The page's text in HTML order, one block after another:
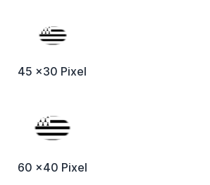
45 x30 Pixel
60 x40 Pixel